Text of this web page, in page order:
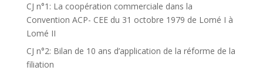
CJ n°1: La coopération commerciale dans la
Convention ACP- CEE du 31 octobre 1979 de Lomé I à
Lomé II
CJ n°2: Bilan de 10 ans d’application de la réforme de la
filiation